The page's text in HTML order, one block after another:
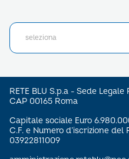
RETE BLU S.p.a - Sede
CAP 00165 Roma
Capitale sociale Euro
C.F. e Numero d’iscrizione
03922811009